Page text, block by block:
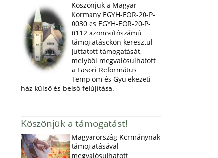
Köszönjük a Magyar
Kormány EGYH-EOR-20-P-
0030 és EGYH-EOR-20-P-
0112 azonosítószámú
támogatásokon keresztül
juttatott támogatását,
melyből megvalósulhatott
a Fasori Református
Templom és Gyülekezeti
ház külső és belső felújítása.
Köszönjük a támogatást!
Magyarország Kormánynak
támogatásával
megvalósulhatott